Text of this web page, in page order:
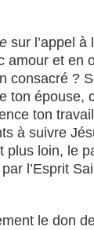
sur l’appel
et
consacré ?
épouse,
ton
à suivre
loin, le
l’Esprit
le don